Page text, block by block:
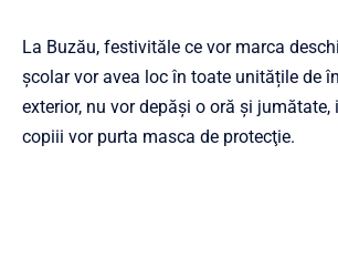
La Buzău, festivităle ce vor marca
școlar vor avea loc în toate unitățile de
exterior, nu vor depăși o oră şi jumătate,
copiii vor purta masca de protecţie.